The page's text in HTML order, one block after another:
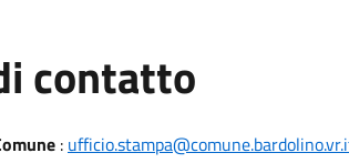
contatto
: